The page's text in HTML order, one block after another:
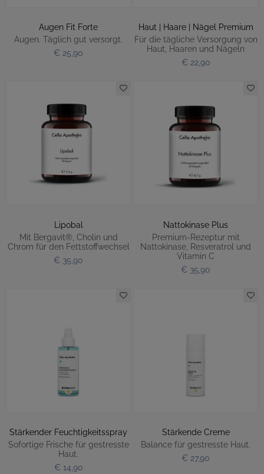
Augen Fit Forte
Augen. Täglich gut versorgt.
€ 25,90
Haut | Haare | Nägel Premium
Für die tägliche Versorgung von
Haut, Haaren und Nägeln
€ 22,90
Lipobal
Mit Bergavit®, Cholin und
Chrom für den Fettstoffwechsel
€ 35,90
Nattokinase Plus
Premium-Rezeptur mit
Nattokinase, Resveratrol und
Vitamin C
€ 35,90
Stärkender Feuchtigkeitsspray
Sofortige Frische für gestresste
Haut.
€ 14,90
Stärkende Creme
Balance für gestresste Haut.
€ 27,90